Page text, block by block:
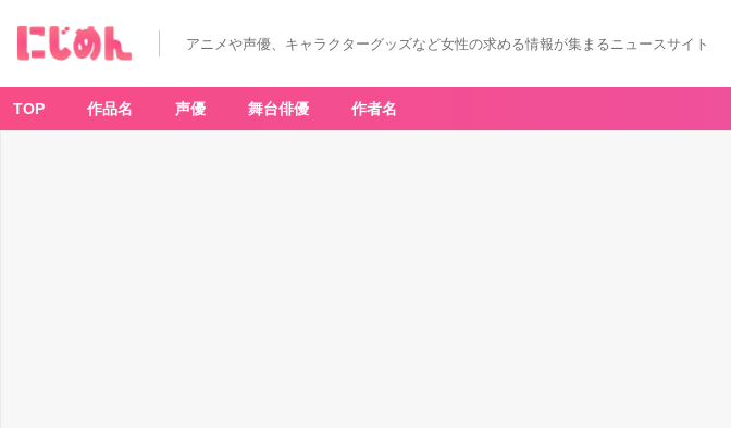
A」
ア
メ
情
報
アニメや声優、キャラクターグッズなど女性の求める情報が集まるニュースサイト
TOP 作品名 声優 舞台俳優 作者名